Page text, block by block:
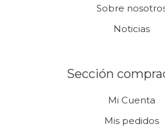
Sobre
Noticias
Sección
Mi Cuenta
Mis pedidos